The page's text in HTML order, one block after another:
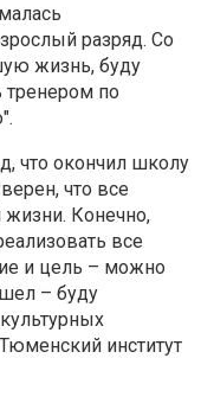
разряд. Со
жизнь, буду
тренером по
что окончил школу
что все
жизни. Конечно,
все
и цель – можно
– буду
институт